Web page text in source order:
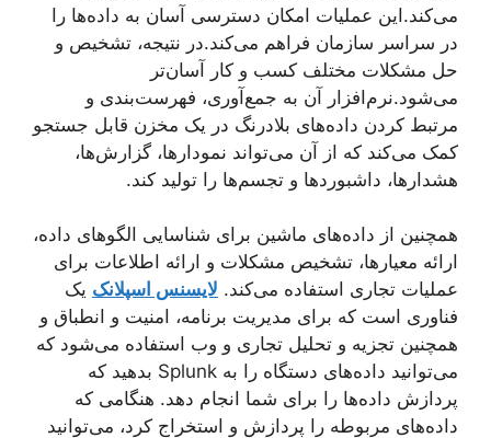
می‌کند.این عملیات امکان دسترسی آسان به داده‌ها را
در سراسر سازمان فراهم می‌کند.در نتیجه، تشخیص و
حل مشکلات مختلف کسب و کار آسان‌تر
می‌شود.نرم‌افزار آن به جمع‌آوری، فهرست‌بندی و
مرتبط کردن داده‌های بلادرنگ در یک مخزن قابل جستجو
کمک می‌کند که از آن می‌تواند نمودارها، گزارش‌ها،
هشدارها، داشبوردها و تجسم‌ها را تولید کند.
همچنین از داده‌های ماشین برای شناسایی الگوهای داده،
ارائه معیارها، تشخیص مشکلات و ارائه اطلاعات برای
عملیات تجاری استفاده می‌کند. لایسنس اسپلانک یک
فناوری است که برای مدیریت برنامه، امنیت و انطباق و
همچنین تجزیه و تحلیل تجاری و وب استفاده می‌شود که
می‌توانید داده‌های دستگاه را به Splunk بدهید که
پردازش داده‌ها را برای شما انجام ‌دهد. هنگامی که
داده‌های مربوطه را پردازش و استخراج کرد، می‌توانید